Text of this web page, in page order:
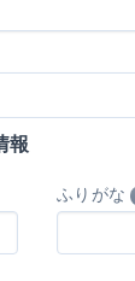
報
ふりがな